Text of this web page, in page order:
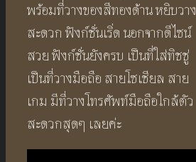
พร้อมที่วางของสีทองด้าน หยิบวาง
สะดวก ฟังก์ชั่นเริ่ด นอกจากดีไซน์
สวย ฟังก์ชั่นยังครบ เป็นที่ใส่ทิชชู่
เป็นที่วางมือถือ สายโซเชียล สาย
เกม มีที่วางโทรศัพท์มือถือใกล้ตัว
สะดวกสุดๆ เลยค่ะ